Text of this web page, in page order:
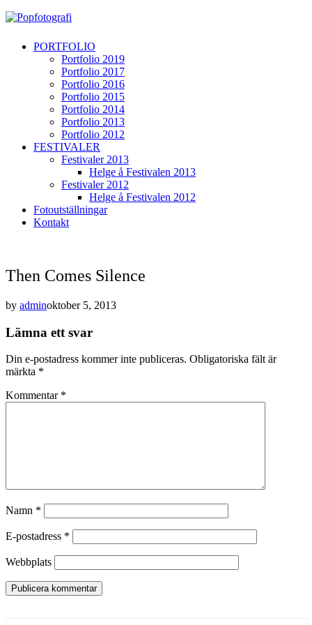
PORTFOLIO
Portfolio 2019
Portfolio 2017
Portfolio 2016
Portfolio 2015
Portfolio 2014
Portfolio 2013
Portfolio 2012
FESTIVALER
Festivaler 2013
Helge å Festivalen 2013
Festivaler 2012
Helge å Festivalen 2012
Fotoutställningar
Kontakt
Then Comes Silence
by adminoktober 5, 2013
Lämna ett svar
Din e-postadress kommer inte publiceras. Obligatoriska fält är
märkta *
Kommentar *
Namn *
E-postadress *
Webbplats